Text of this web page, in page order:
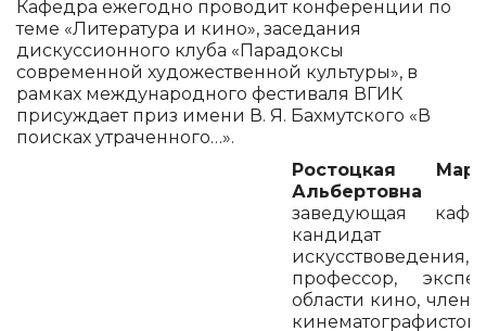
Кафедра ежегодно проводит конференции по
теме «Литература и кино», заседания
дискуссионного клуба «Парадоксы
современной художественной культуры», в
рамках международного фестиваля ВГИК
присуждает приз имени В. Я. Бахмутского «В
поисках утраченного…».
Ростоцкая
заведующая
кандидат
искусствоведения,
профессор,
области кино, член